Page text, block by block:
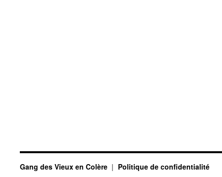
Gang des Vieux en Colère Politique de confidentialité